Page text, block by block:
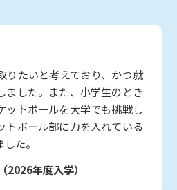
りたいと考えており、かつ就
ました。また、小学生のとき
ットボールを大学でも挑戦し
トボール部に力を入れている
た。
（2026年度入学）